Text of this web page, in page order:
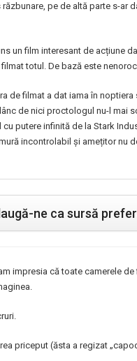
pe de altă parte s-ar
un film interesant de acțiune
totul. De bază este
de filmat a dat iama în
de nici proctologul nu-l mai
putere infinită de la Stark
incontrolabil și amețitor nu
ne ca sursă
impresia că toate camerele
priceput (ăsta a regizat